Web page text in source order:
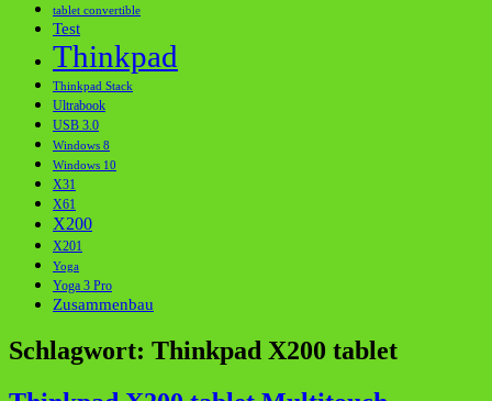
tablet convertible
Test
Thinkpad
Thinkpad Stack
Ultrabook
USB 3.0
Windows 8
Windows 10
X31
X61
X200
X201
Yoga
Yoga 3 Pro
Zusammenbau
Schlagwort: Thinkpad X200 tablet